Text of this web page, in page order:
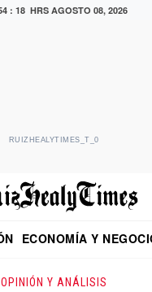
: 20 HRS AGOSTO 08, 2026
RUIZHEALYTIMES_T_0
ECONOMÍA Y
OPINIÓN Y ANÁLISIS